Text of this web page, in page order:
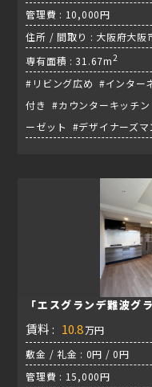
管理費 : 10,000円
住所 / 間取り : 大阪府大阪
専有面積 : 31.67m2
#リビング広め #インター
付き #カウンターキッチ
ーゼット #デザイナーズ
「エスグランデ難波グ
賃料 : 10.8万円
敷金 / 礼金 : 0円 / 0円
管理費 : 15,000円